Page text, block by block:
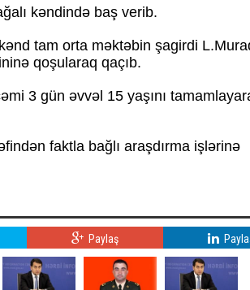
kəndində baş verib.
tam orta məktəbin şagirdi
qoşularaq qaçıb.
3 gün əvvəl 15 yaşını
faktla bağlı araşdırma işlərinə
Paylaş